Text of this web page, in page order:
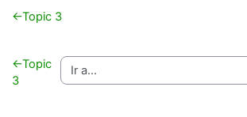
Perfilado de sección
←Topic 3
←Topic
3